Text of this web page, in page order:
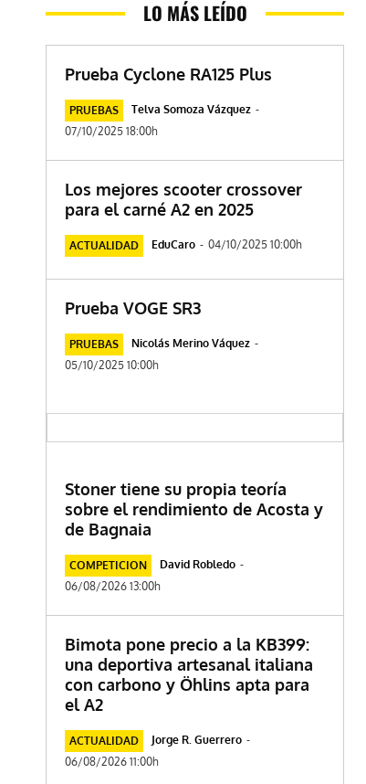
LO MÁS LEÍDO
Prueba Cyclone RA125 Plus
PRUEBAS Telva Somoza Vázquez -
07/10/2025 18:00h
Los mejores scooter crossover
para el carné A2 en 2025
ACTUALIDAD EduCaro - 04/10/2025 10:00h
Prueba VOGE SR3
PRUEBAS Nicolás Merino Váquez -
05/10/2025 10:00h
Stoner tiene su propia teoría
sobre el rendimiento de Acosta y
de Bagnaia
COMPETICION David Robledo -
06/08/2026 13:00h
Bimota pone precio a la KB399:
una deportiva artesanal italiana
con carbono y Öhlins apta para
el A2
ACTUALIDAD Jorge R. Guerrero -
06/08/2026 11:00h